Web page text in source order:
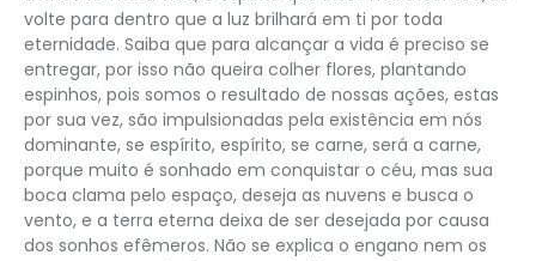
volte para dentro que a luz brilhará em ti por toda
eternidade. Saiba que para alcançar a vida é preciso se
entregar, por isso não queira colher flores, plantando
espinhos, pois somos o resultado de nossas ações, estas
por sua vez, são impulsionadas pela existência em nós
dominante, se espírito, espírito, se carne, será a carne,
porque muito é sonhado em conquistar o céu, mas sua
boca clama pelo espaço, deseja as nuvens e busca o
vento, e a terra eterna deixa de ser desejada por causa
dos sonhos efêmeros. Não se explica o engano nem os